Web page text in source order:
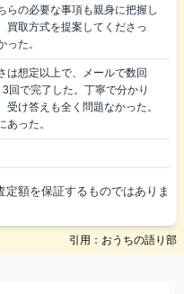
らの必要な事項も親身に把握し
買取方式を提案してくださっ
った。
は想定以上で、メールで数回
回で完了した。丁寧で分かり
受け答えも全く問題なかった。
あった。
額を保証するものではありま
引用：おうちの語り部